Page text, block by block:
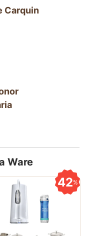
Carquin
Ware
42%